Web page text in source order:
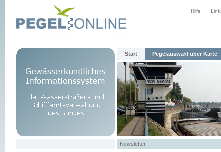
Hilfe
Start Pegelauswahl über Karte
Newsletter